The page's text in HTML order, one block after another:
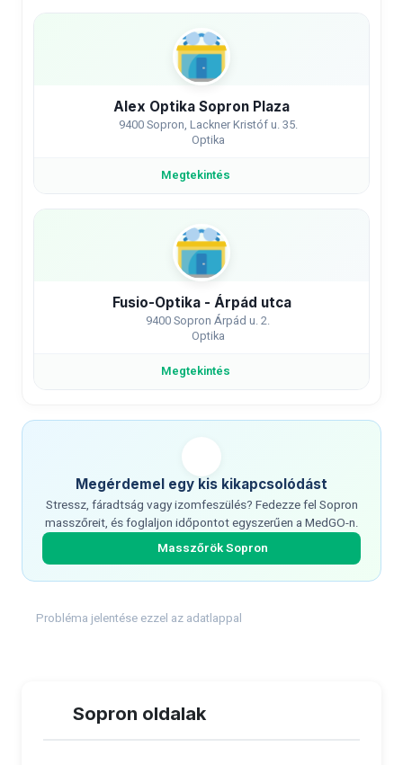
Alex Optika Sopron Plaza
9400 Sopron, Lackner Kristóf u. 35.
Optika
Megtekintés
Fusio-Optika - Árpád utca
9400 Sopron Árpád u. 2.
Optika
Megtekintés
Megérdemel egy kis kikapcsolódást
Stressz, fáradtság vagy izomfeszülés? Fedezze fel Sopron
masszőreit, és foglaljon időpontot egyszerűen a MedGO-n.
Masszőrök Sopron
Probléma jelentése ezzel az adatlappal
Sopron oldalak